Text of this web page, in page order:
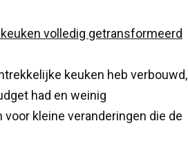
keuken heb verbouwd,
had en weinig
kleine veranderingen die de